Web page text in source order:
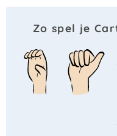
Zo spel je